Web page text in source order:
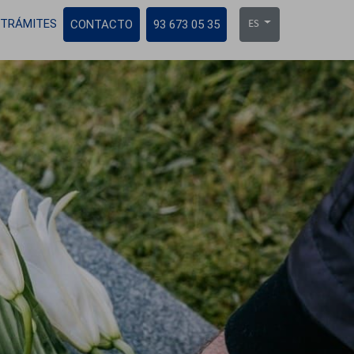
TRÁMITES CONTACTO 93 673 05 35 ES